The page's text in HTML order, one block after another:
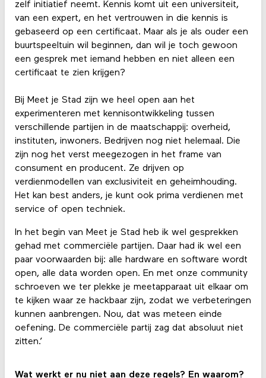
zelf initiatief neemt. Kennis komt uit een universiteit,
van een expert, en het vertrouwen in die kennis is
gebaseerd op een certificaat. Maar als je als ouder een
buurtspeeltuin wil beginnen, dan wil je toch gewoon
een gesprek met iemand hebben en niet alleen een
certificaat te zien krijgen?
Bij Meet je Stad zijn we heel open aan het
experimenteren met kennisontwikkeling tussen
verschillende partijen in de maatschappij: overheid,
instituten, inwoners. Bedrijven nog niet helemaal. Die
zijn nog het verst meegezogen in het frame van
consument en producent. Ze drijven op
verdienmodellen van exclusiviteit en geheimhouding.
Het kan best anders, je kunt ook prima verdienen met
service of open techniek.
In het begin van Meet je Stad heb ik wel gesprekken
gehad met commerciële partijen. Daar had ik wel een
paar voorwaarden bij: alle hardware en software wordt
open, alle data worden open. En met onze community
schroeven we ter plekke je meetapparaat uit elkaar om
te kijken waar ze hackbaar zijn, zodat we verbeteringen
kunnen aanbrengen. Nou, dat was meteen einde
oefening. De commerciële partij zag dat absoluut niet
zitten.’
Wat werkt er nu niet aan deze regels? En waarom?